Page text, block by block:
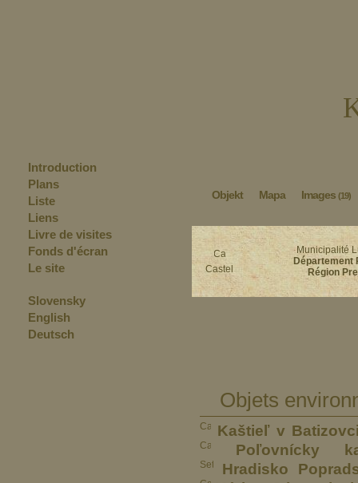
Objekt Mapa Images (19)
Castel
Municipalité
Département
Région
Objets
Kaštieľ v
Poľovnícky
Hradisko
Introduction
Plans
Liste
Liens
Livre de visites
Fonds d'écran
Le site
Slovensky
English
Deutsch